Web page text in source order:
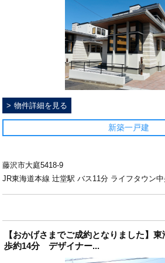
物件詳細を見る
新築一戸建
藤沢市大庭5418-9
JR東海道本線 辻堂駅 バス11分 ライフタウン
【おかげさまでご成約となりました】
歩約14分 デザイナー...